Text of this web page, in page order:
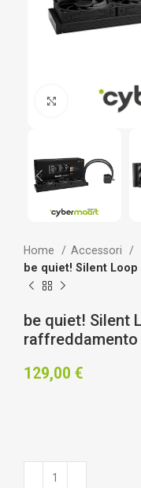
Clicca per
Home
Accessori
be quiet! Silent
be quiet! Silent
raffreddamento
129,00 €